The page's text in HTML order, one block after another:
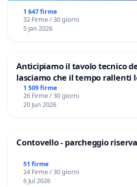
1 647 firme
32 Firme / 30 giorni
5 Jan 2026
Anticipiamo il tavolo tecnico
lasciamo che il tempo rallenti
Domenico Racanati
1 509 firme
26 Firme / 30 giorni
20 Jun 2026
Contovello - parcheggio
51 firme
24 Firme / 30 giorni
6 Jul 2026